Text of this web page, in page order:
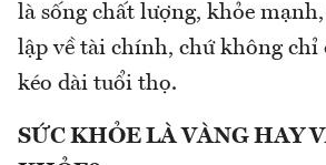
là sống chất lượng, khỏe
lập về tài chính, chứ không chỉ
kéo dài tuổi thọ.
SỨC KHỎE LÀ VÀNG HAY